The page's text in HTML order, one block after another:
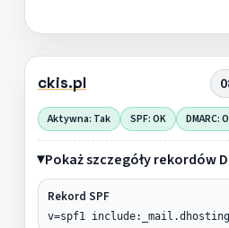
ckis.pl
Aktywna: Tak SPF: OK DMARC:
Pokaż szczegóły rekordów
Rekord SPF
v=spf1